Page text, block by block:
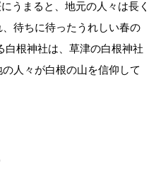
うまると、地元の人々は長く
待ちに待ったうれしい春の
根神社は、草津の白根神社
人々が白根の山を信仰して